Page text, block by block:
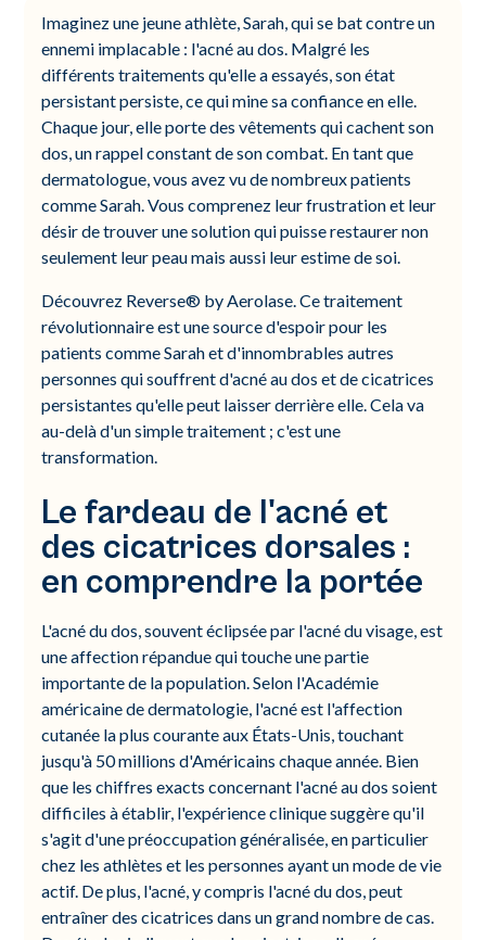
Imaginez une jeune athlète, Sarah, qui se bat contre un
ennemi implacable : l'acné au dos. Malgré les
différents traitements qu'elle a essayés, son état
persistant persiste, ce qui mine sa confiance en elle.
Chaque jour, elle porte des vêtements qui cachent son
dos, un rappel constant de son combat. En tant que
dermatologue, vous avez vu de nombreux patients
comme Sarah. Vous comprenez leur frustration et leur
désir de trouver une solution qui puisse restaurer non
seulement leur peau mais aussi leur estime de soi.
Découvrez Reverse® by Aerolase. Ce traitement
révolutionnaire est une source d'espoir pour les
patients comme Sarah et d'innombrables autres
personnes qui souffrent d'acné au dos et de cicatrices
persistantes qu'elle peut laisser derrière elle. Cela va
au-delà d'un simple traitement ; c'est une
transformation.
Le fardeau de l'acné et
des cicatrices dorsales :
en comprendre la portée
L'acné du dos, souvent éclipsée par l'acné du visage, est
une affection répandue qui touche une partie
importante de la population. Selon l'Académie
américaine de dermatologie, l'acné est l'affection
cutanée la plus courante aux États-Unis, touchant
jusqu'à 50 millions d'Américains chaque année. Bien
que les chiffres exacts concernant l'acné au dos soient
difficiles à établir, l'expérience clinique suggère qu'il
s'agit d'une préoccupation généralisée, en particulier
chez les athlètes et les personnes ayant un mode de vie
actif. De plus, l'acné, y compris l'acné du dos, peut
entraîner des cicatrices dans un grand nombre de cas.